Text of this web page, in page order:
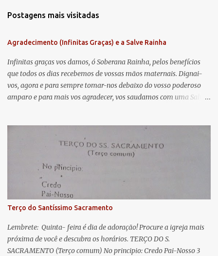
e
t
á
r
i
o
Postagens mais visitadas
Agradecimento (Infinitas Graças) e a Salve Rainha
Infinitas graças vos damos, ó Soberana Rainha, pelos benefícios
que todos os dias recebemos de vossas mãos maternais. Dignai-
vos, agora e para sempre tomar-nos debaixo do vosso poderoso
amparo e para mais vos agradecer, vos saudamos com uma Salve
lágrimas. Eia, pois, Advogada nossa, estes vossos olhos
misericordiosos a nós volvei, e depois deste desterro, mostrai-nos
Jesus. Bendito é o fruto do vosso ventre, ó clemente, ó piedosa, ó
doce e sempre Virgem Maria. Rogai por nós Santa Mãe de Deus.
Para que sejamos dignos das promessas de Cristo. Amém.
Terço do Santíssimo Sacramento
Lembrete: Quinta- feira é dia de adoração! Procure a igreja mais
próxima de você e descubra os horários. TERÇO DO S.
SACRAMENTO (Terço comum) No principio: Credo Pai-Nosso 3